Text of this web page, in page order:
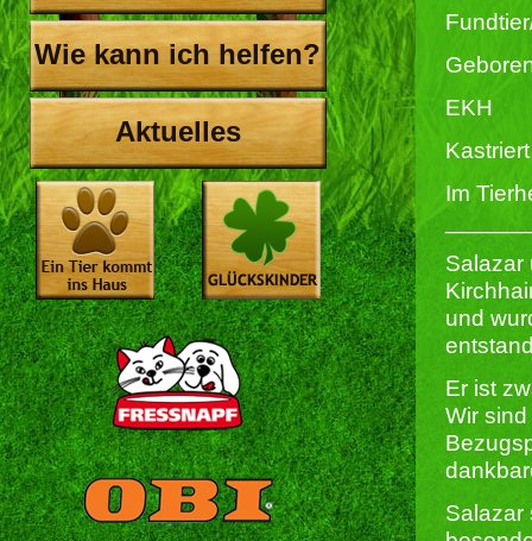
Wie kann ich helfen?
Aktuelles
EKH
Im
Salazar
und
Er ist
Wir
Salazar